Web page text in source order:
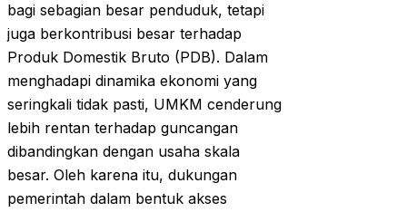
bagi sebagian besar penduduk, tetapi
juga berkontribusi besar terhadap
Produk Domestik Bruto (PDB). Dalam
menghadapi dinamika ekonomi yang
seringkali tidak pasti, UMKM cenderung
lebih rentan terhadap guncangan
dibandingkan dengan usaha skala
besar. Oleh karena itu, dukungan
pemerintah dalam bentuk akses